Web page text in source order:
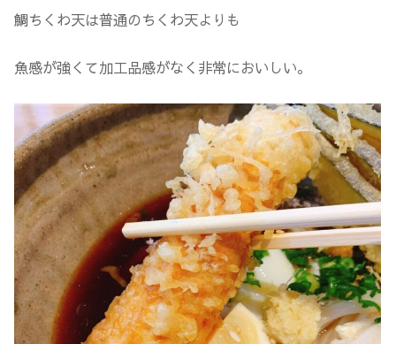
鯛ちくわ天は普通のちくわ天よりも
魚感が強くて加工品感がなく非常においしい。